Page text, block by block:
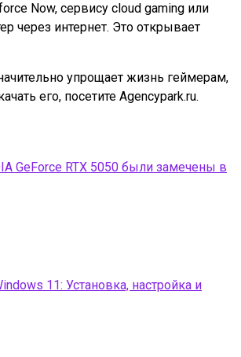
Now, сервису cloud gaming или
через интернет. Это открывает
упрощает жизнь геймерам,
его, посетите Agencypark.ru.
GeForce RTX 5050 были замечены в
11: Установка, настройка и